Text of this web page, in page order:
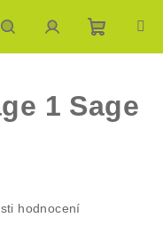
HledatPřihlášeníNákupní
košík
1 Sage
hodnocení